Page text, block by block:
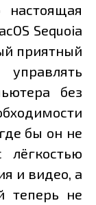
настоящая
Sequoia
приятный
без
бы он не
и видео, а
теперь не